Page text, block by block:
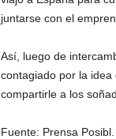
juntarse con el
Así, luego de
contagiado por la
compartirle a los
Fuente: Prensa Posibl.